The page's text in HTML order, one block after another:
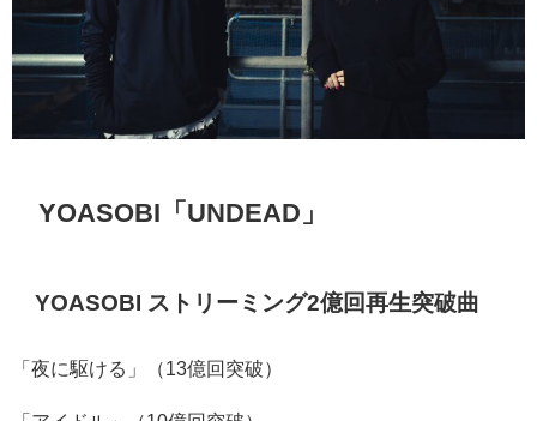
YOASOBI「UNDEAD」
YOASOBI ストリーミング2億回再生突破曲
「夜に駆ける」（13億回突破）